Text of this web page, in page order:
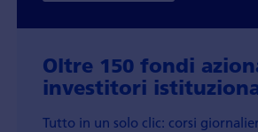
Oltre 150 fondi
investitori
Tutto in un solo clic: corsi